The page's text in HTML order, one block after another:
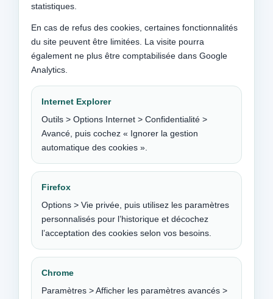
statistiques.
En cas de refus des cookies, certaines fonctionnalités
du site peuvent être limitées. La visite pourra
également ne plus être comptabilisée dans Google
Analytics.
Internet Explorer
Outils > Options Internet > Confidentialité >
Avancé, puis cochez « Ignorer la gestion
automatique des cookies ».
Firefox
Options > Vie privée, puis utilisez les paramètres
personnalisés pour l’historique et décochez
l’acceptation des cookies selon vos besoins.
Chrome
Paramètres > Afficher les paramètres avancés >